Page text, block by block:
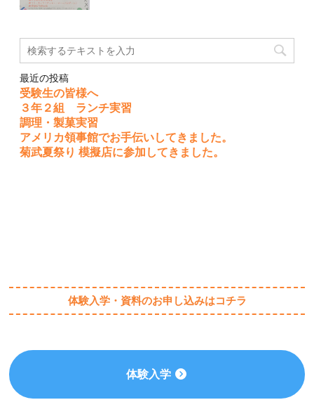
最近の投稿
受験生の皆様へ
３年２組 ランチ実習
調理・製菓実習
アメリカ領事館でお手伝いしてきました。
菊武夏祭り 模擬店に参加してきました。
体験入学・資料のお申し込みはコチラ
体験入学